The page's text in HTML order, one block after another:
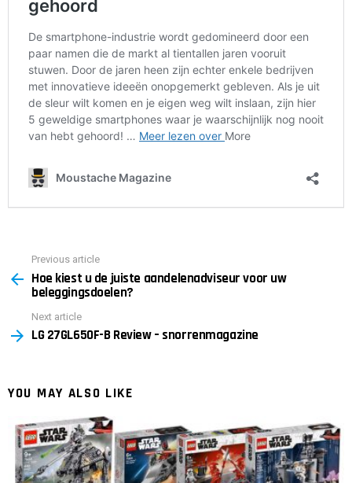
more
Previous article
Hoe kiest u de juiste aandelenadviseur voor uw
beleggingsdoelen?
Next article
LG 27GL650F-B Review – snorrenmagazine
YOU MAY ALSO LIKE